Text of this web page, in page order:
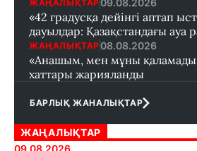
ЖАҢАЛЫҚТАР 09.08.2026
«42 градусқа дейінгі аптап
дауылдар: Қазақстандағы ауа
ЖАҢАЛЫҚТАР 08.08.2026
«Анашым, мен мұны
хаттары жарияланды
БАРЛЫҚ ЖАНАЛЫҚТАР
ЖАҢАЛЫҚТАР